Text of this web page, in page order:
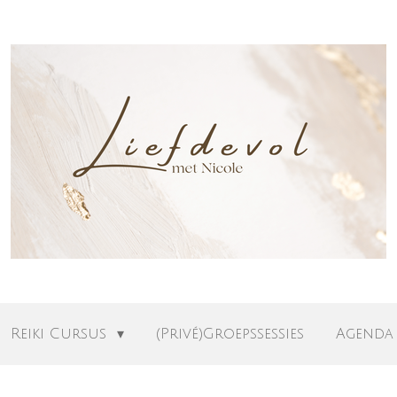
Reiki Cursus (Privé)Groepssessies Agenda